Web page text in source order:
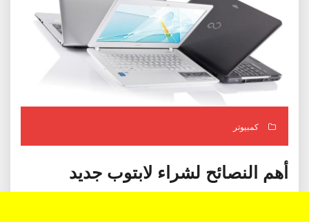
كمبيوتر
أهم النصائح لشراء لابتوب جديد